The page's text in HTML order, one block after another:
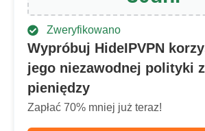
Zweryfikowano
Wypróbuj HideIPVPN
jego niezawodnej polityki
pieniędzy
Zapłać 70% mniej już teraz!